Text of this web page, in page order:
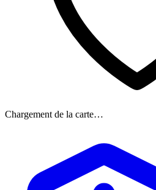
Chargement de la carte…